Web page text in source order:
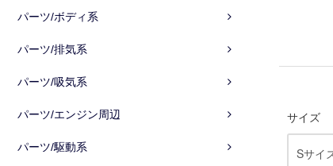
パーツ/ボディ系
パーツ/排気系
パーツ/吸気系
パーツ/エンジン周辺
パーツ/駆動系
サイズ